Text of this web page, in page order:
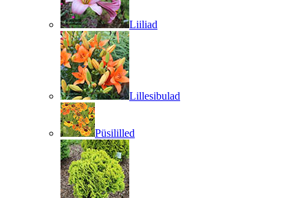
Liiliad
Lillesibulad
Püsililled